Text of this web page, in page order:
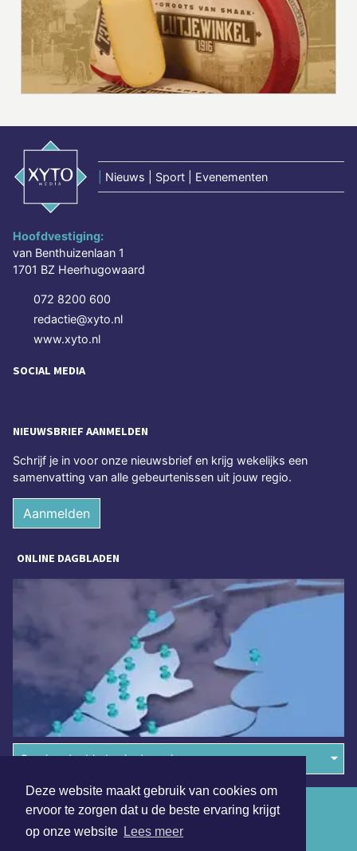
Deze website maakt gebruik van cookies om
ervoor te zorgen dat u de beste ervaring krijgt
op onze website Lees meer
Nieuws | Sport | Evenementen
Hoofdvestiging:
van Benthuizenlaan 1
1701 BZ Heerhugowaard
072 8200 600
redactie@xyto.nl
www.xyto.nl
SOCIAL MEDIA
NIEUWSBRIEF AANMELDEN
Schrijf je in voor onze nieuwsbrief en krijg wekelijks een
samenvatting van alle gebeurtenissen uit jouw regio.
Aanmelden
ONLINE DAGBLADEN
Overige dagbladen in de regio
Algemene voorwaarden
Disclaimer